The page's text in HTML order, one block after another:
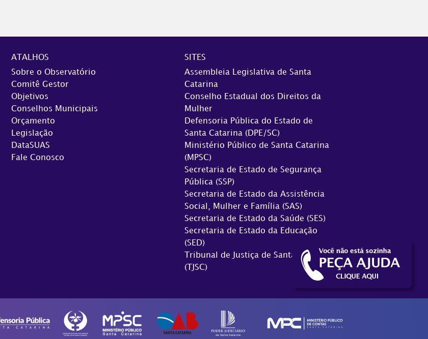
ATALHOS
Sobre o Observatório
Comitê Gestor
Objetivos
Conselhos Municipais
Orçamento
Legislação
DataSUAS
Fale Conosco
SITES
Assembleia Legislativa de Santa
Catarina
Conselho Estadual dos Direitos da
Mulher
Defensoria Pública do Estado de
Santa Catarina (DPE/SC)
Ministério Público de Santa Catarina
(MPSC)
Secretaria de Estado de Segurança
Pública (SSP)
Secretaria de Estado da Assistência
Social, Mulher e Família (SAS)
Secretaria de Estado da Saúde (SES)
Secretaria de Estado da Educação
(SED)
Tribunal de Justiça de Santa Catarina
(TJSC)